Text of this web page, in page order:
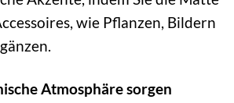
wie Pflanzen, Bildern
Atmosphäre sorgen